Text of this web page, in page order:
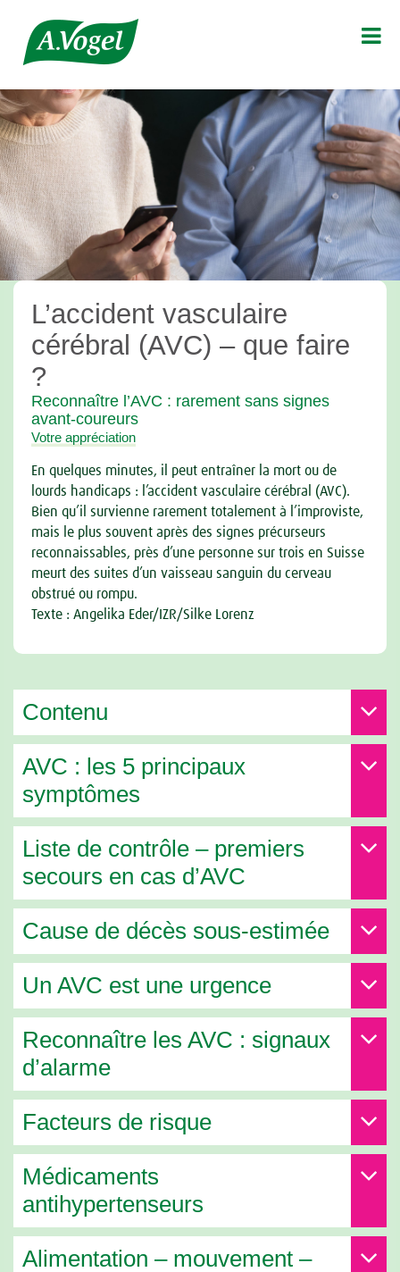

L’accident vasculaire
cérébral (AVC) – que faire
?
Reconnaître l’AVC : rarement sans signes
avant-coureurs
Votre appréciation
En quelques minutes, il peut entraîner la mort ou de
lourds handicaps : l’accident vasculaire cérébral (AVC).
Bien qu’il survienne rarement totalement à l’improviste,
mais le plus souvent après des signes précurseurs
reconnaissables, près d’une personne sur trois en Suisse
meurt des suites d’un vaisseau sanguin du cerveau
obstrué ou rompu.
Texte : Angelika Eder/IZR/Silke Lorenz
Contenu
AVC : les 5 principaux
symptômes
Liste de contrôle – premiers
secours en cas d’AVC
Cause de décès sous-estimée
Un AVC est une urgence
Reconnaître les AVC : signaux
d’alarme
Facteurs de risque
Médicaments
antihypertenseurs
Alimentation – mouvement –